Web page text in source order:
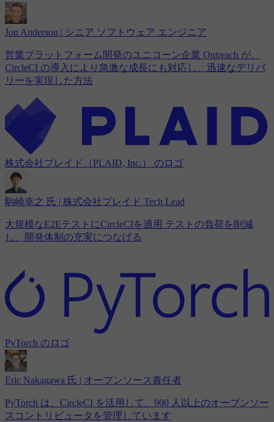
Jon Anderson | シニア ソフトウェア エンジニア
営業プラットフォーム開発のユニコーン企業 Outreach が、
CircleCI の導入により急激な成長にも対応し、迅速なデリバ
リーを実現した方法
株式会社プレイド（PLAID, Inc.） のロゴ
駒崎幸之 氏 | 株式会社プレイド Tech Lead
大規模なE2EテストにCircleCIを適用 テストの負荷を削減
し、開発体制の充実につなげる
PyTorch のロゴ
Eric Nakagawa 氏 | オープンソース責任者
PyTorch は、CircleCI を活用して、900 人以上のオープンソー
スコントリビュータを管理しています